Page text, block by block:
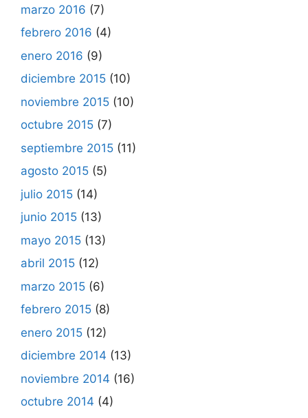
marzo 2016 (7)
febrero 2016 (4)
enero 2016 (9)
diciembre 2015 (10)
noviembre 2015 (10)
octubre 2015 (7)
septiembre 2015 (11)
agosto 2015 (5)
julio 2015 (14)
junio 2015 (13)
mayo 2015 (13)
abril 2015 (12)
marzo 2015 (6)
febrero 2015 (8)
enero 2015 (12)
diciembre 2014 (13)
noviembre 2014 (16)
octubre 2014 (4)